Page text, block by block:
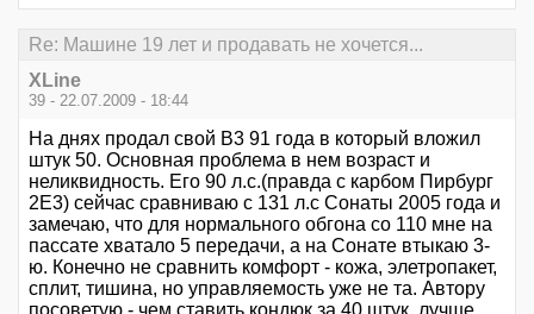
Re: Машине 19 лет и продавать не хочется...
XLine
39 - 22.07.2009 - 18:44
На днях продал свой B3 91 года в который вложил
штук 50. Основная проблема в нем возраст и
неликвидность. Его 90 л.с.(правда с карбом Пирбург
2Е3) сейчас сравниваю с 131 л.с Сонаты 2005 года и
замечаю, что для нормального обгона со 110 мне на
пассате хватало 5 передачи, а на Сонате втыкаю 3-
ю. Конечно не сравнить комфорт - кожа, элетропакет,
сплит, тишина, но управляемость уже не та. Автору
посоветую - чем ставить кондюк за 40 штук, лучше